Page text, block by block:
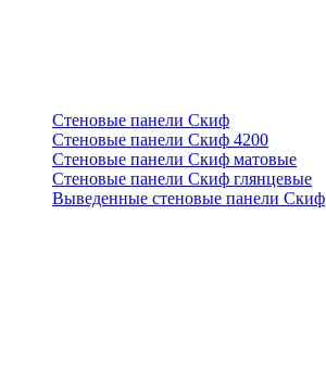
Стеновые панели Скиф
Стеновые панели Скиф 4200
Стеновые панели Скиф матовые
Стеновые панели Скиф глянцевые
Выведенные стеновые панели Скиф